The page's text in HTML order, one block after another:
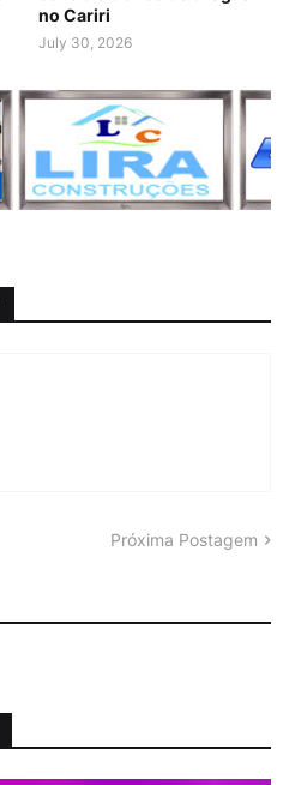
no Cariri
July 30, 2026
Próxima Postagem